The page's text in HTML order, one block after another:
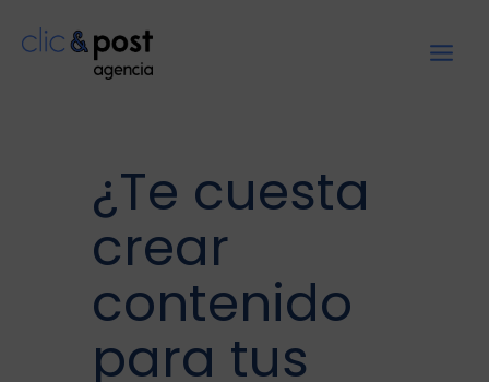
¿Te cuesta
crear
contenido
para tus